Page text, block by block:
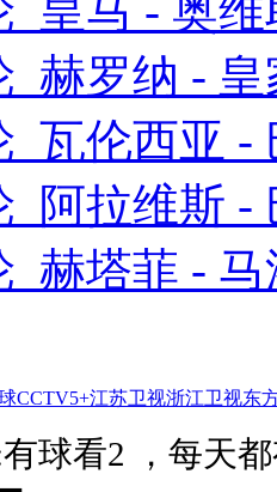
皇马 - 奥
赫罗纳 -
瓦伦西亚 -
阿拉维斯 -
赫塔菲 -
CCTV5+江苏卫视浙江卫视东
球看2 ，每天